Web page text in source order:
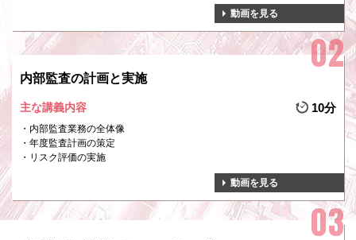
動画を見る
内部監査の計画と実施
主な講義内容 10分
内部監査業務の全体像
年度監査計画の策定
リスク評価の実施
動画を見る